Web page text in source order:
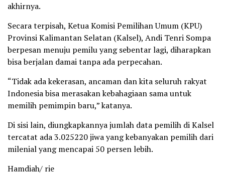
akhirnya.
Secara terpisah, Ketua Komisi Pemilihan Umum (KPU)
Provinsi Kalimantan Selatan (Kalsel), Andi Tenri Sompa
berpesan menuju pemilu yang sebentar lagi, diharapkan
bisa berjalan damai tanpa ada perpecahan.
“Tidak ada kekerasan, ancaman dan kita seluruh rakyat
Indonesia bisa merasakan kebahagiaan sama untuk
memilih pemimpin baru,” katanya.
Di sisi lain, diungkapkannya jumlah data pemilih di Kalsel
tercatat ada 3.025220 jiwa yang kebanyakan pemilih dari
milenial yang mencapai 50 persen lebih.
Hamdiah/ rie